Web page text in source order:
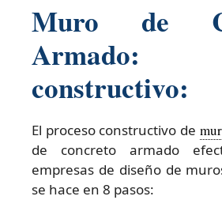
Muro de
Armado:
constructivo:
El proceso constructivo de
de concreto armado
empresas de diseño de
se hace en 8 pasos: